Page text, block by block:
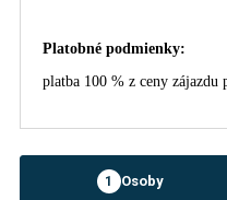
Platobné podmienky:
platba 100 % z ceny
1 Osoby